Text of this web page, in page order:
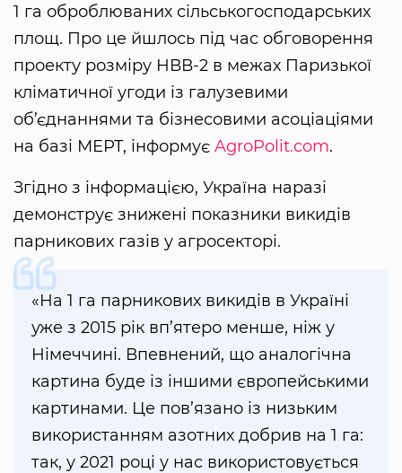
1 га оброблюваних сільськогосподарських
площ. Про це йшлось під час обговорення
проекту розміру НВВ-2 в межах Паризької
кліматичної угоди із галузевими
об’єднаннями та бізнесовими асоціаціями
на базі МЕРТ, інформує AgroPolit.com.
Згідно з інформацією, Україна наразі
демонструє знижені показники викидів
парникових газів у агросекторі.
«На 1 га парникових викидів в Україні
уже з 2015 рік вп’ятеро менше, ніж у
Німеччині. Впевнений, що аналогічна
картина буде із іншими європейськими
картинами. Це пов’язано із низьким
використанням азотних добрив на 1 га:
так, у 2021 році у нас використовується